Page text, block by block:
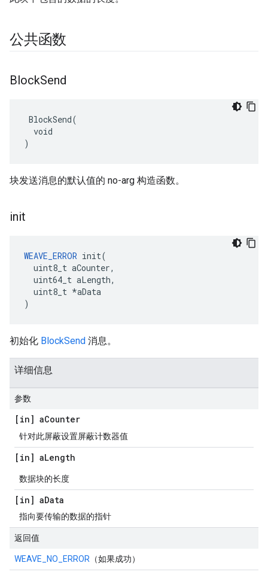
公共函数
BlockSend
BlockSend(
  void
)
块发送消息的默认值的 no-arg 构造函数。
init
WEAVE_ERROR init(
  uint8_t aCounter,
  uint64_t aLength,
  uint8_t *aData
)
初始化 BlockSend 消息。
详细信息
参数
[in] aCounter
针对此屏蔽设置屏蔽计数器值
[in] aLength
数据块的长度
[in] aData
指向要传输的数据的指针
返回值
WEAVE_NO_ERROR （如果成功）